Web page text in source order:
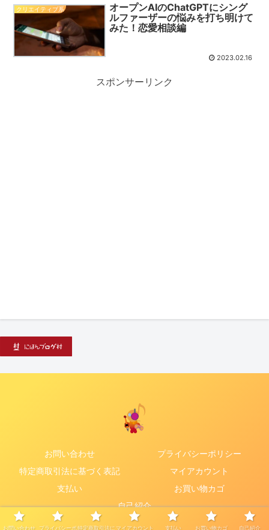
クリエイティブ系
オープンAIのChatGPTにシング
ルファーザーの悩みを打ち明けて
みた！恋愛相談編
2023.02.16
スポンサーリンク
お問い合わせ
プライバシーポリシー
特定商取引法に基づく表記
マイアカウント
支払い
お買い物カゴ
自己紹介
© 2020 彩将～saisyou～.
お問い合わせ プライバシーポ特定商取引法に マイアカウント 支払い お買い物カゴ 自己紹介